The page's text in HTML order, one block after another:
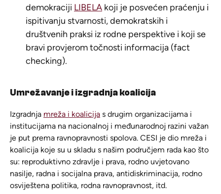
demokraciji LIBELA koji je posvećen praćenju i
ispitivanju stvarnosti, demokratskih i
društvenih praksi iz rodne perspektive i koji se
bravi provjerom točnosti informacija (fact
checking).
Umrežavanje i izgradnja koalicija
Izgradnja mreža i koalicija s drugim organizacijama i
institucijama na nacionalnoj i međunarodnoj razini važan
je put prema ravnopravnosti spolova. CESI je dio mreža i
koalicija koje su u skladu s našim područjem rada kao što
su: reproduktivno zdravlje i prava, rodno uvjetovano
nasilje, radna i socijalna prava, antidiskriminacija, rodno
osviještena politika, rodna ravnopravnost, itd.